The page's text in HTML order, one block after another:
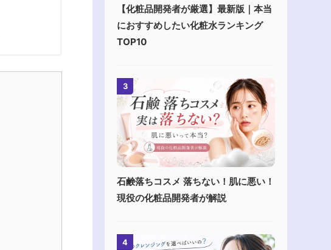
【化粧品開発者が厳選】最新版｜本当
におすすめしたい化粧水ランキング
TOP10
3
石鹸落ちコスメ 落ちない！肌に悪い！
現役の化粧品開発者が解説
4